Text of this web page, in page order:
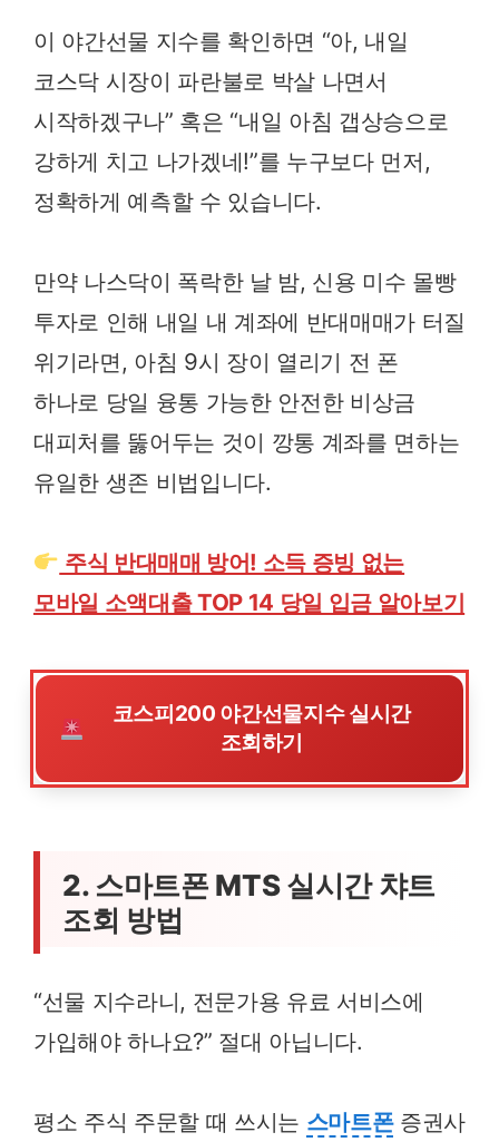
이 야간선물 지수를 확인하면 “아, 내일
코스닥 시장이 파란불로 박살 나면서
시작하겠구나” 혹은 “내일 아침 갭상승으로
강하게 치고 나가겠네!”를 누구보다 먼저,
정확하게 예측할 수 있습니다.
만약 나스닥이 폭락한 날 밤, 신용 미수 몰빵
투자로 인해 내일 내 계좌에 반대매매가 터질
위기라면, 아침 9시 장이 열리기 전 폰
하나로 당일 융통 가능한 안전한 비상금
대피처를 뚫어두는 것이 깡통 계좌를 면하는
유일한 생존 비법입니다.
주식 반대매매 방어! 소득 증빙 없는
모바일 소액대출 TOP 14 당일 입금 알아보기
코스피200 야간선물지수 실시간
조회하기
2. 스마트폰 MTS 실시간 챠트
조회 방법
“선물 지수라니, 전문가용 유료 서비스에
가입해야 하나요?” 절대 아닙니다.
평소 주식 주문할 때 쓰시는 스마트폰증권사